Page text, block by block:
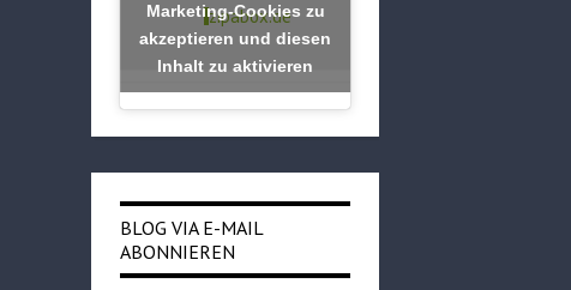
zipabox.de
Marketing-Cookies zu
akzeptieren und diesen
Inhalt zu aktivieren
BLOG VIA E-MAIL
ABONNIEREN